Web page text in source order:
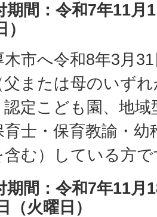
期間：令和7年11月
市へ令和8年3月
または母のいず
定こども園、地
士・保育教諭・
含む）している方
期間：令和7年11月
（火曜日）